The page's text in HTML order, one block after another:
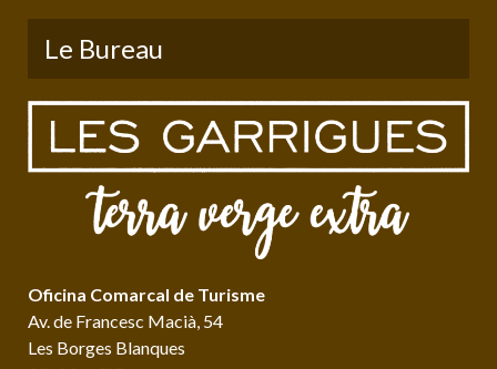
Le Bureau
Oficina Comarcal de Turisme
Av. de Francesc Macià, 54
Les Borges Blanques